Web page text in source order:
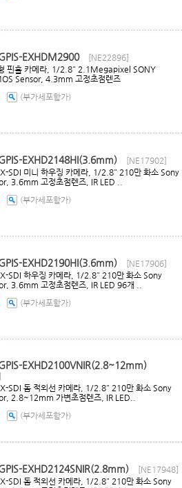
EXHDM2900
[NE22896]
핀홀 카메라, 1/2.8" 2.1Megapixel SONY
Sensor, 4.3mm 고정초점렌즈
(부가세포함가)
EXHD2148HI(3.6mm)
[NE17902]
SDI 미니 하우징 카메라, 1/2.8" 210만 화소 Sony
3.6mm 고정초점렌즈, IR LED ..
(부가세포함가)
EXHD2190HI(3.6mm)
[NE17906]
SDI 하우징 카메라, 1/2.8" 210만 화소 Sony
3.6mm 고정초점렌즈, IR LED 96개 ..
(부가세포함가)
EXHD2100VNIR(2.8~12mm)
SDI 돔 적외선 카메라, 1/2.8" 210만 화소 Sony
2.8~12mm 가변초점렌즈, IR LED..
(부가세포함가)
EXHD2124SNIR(2.8mm)
[NE17948]
SDI 돔 적외선 카메라, 1/2.8" 210만 화소 Sony